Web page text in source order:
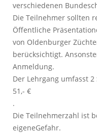
verschiedenen
Die Teilnehmer sollten
Öffentliche
von Oldenburger
berücksichtigt.
Anmeldung.
Der Lehrgang umfasst
51,- €
.
Die Teilnehmerzahl ist
eigeneGefahr.